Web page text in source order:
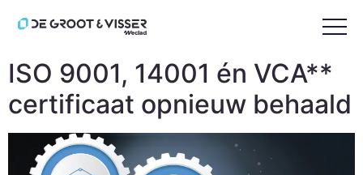
Tag:Kwaliteit
ISO 9001, 14001 én VCA**
certificaat opnieuw behaald